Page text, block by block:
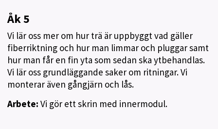
Åk 5
Vi lär oss mer om hur trä är uppbyggt vad gäller
fiberriktning och hur man limmar och pluggar samt
hur man får en fin yta som sedan ska ytbehandlas.
Vi lär oss grundläggande saker om ritningar. Vi
monterar även gångjärn och lås.
Arbete: Vi gör ett skrin med innermodul.